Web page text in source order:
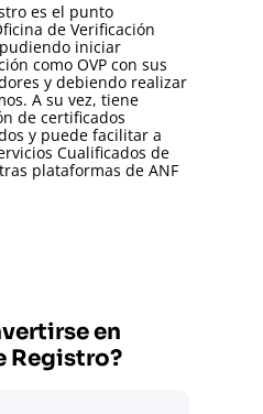
es el punto
de Verificación
pudiendo iniciar
como OVP con sus
y debiendo realizar
A su vez, tiene
de certificados
y puede facilitar a
Cualificados de
plataformas de ANF
en
Registro?